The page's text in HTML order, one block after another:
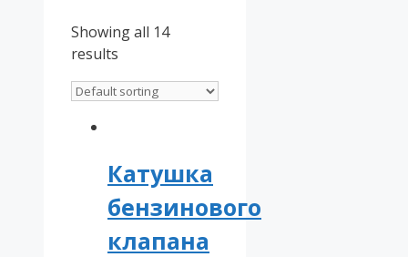
Showing all 14
results
Катушка
бензинового
клапана